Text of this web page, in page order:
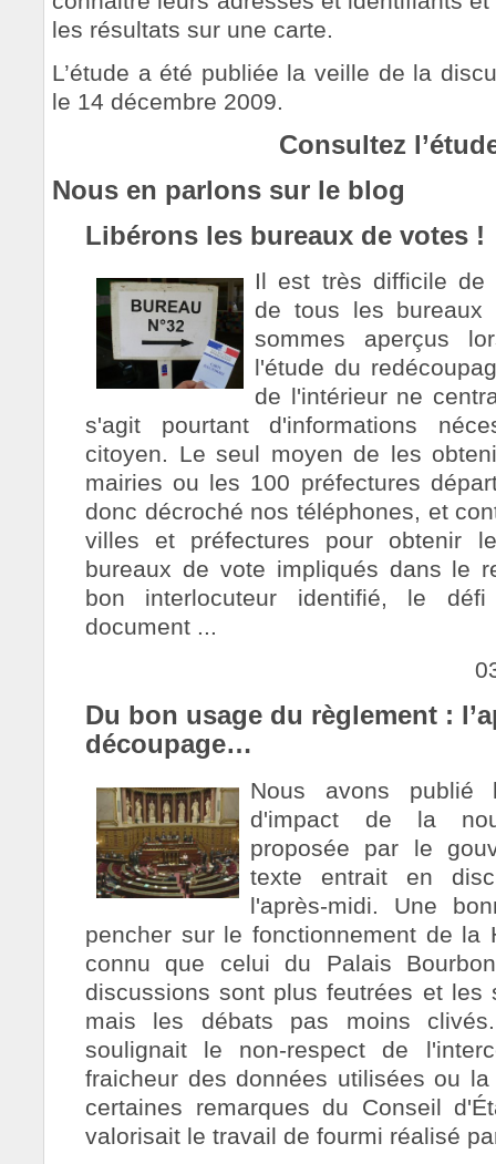
les résultats sur une carte.
L’étude a été publiée la veille de la
le 14 décembre 2009.
Consultez
Nous en parlons sur le blog
Libérons les bureaux de votes !
Il est très difficile de
de tous les
sommes aperçus
l'étude du
de l'intérieur ne
s'agit pourtant d'informations
citoyen. Le seul moyen de les
mairies ou les 100 préfectures
donc décroché nos téléphones, et
villes et préfectures pour obtenir
bureaux de vote impliqués dans le
bon interlocuteur identifié, le
document ...
Du bon usage du règlement :
découpage…
Nous avons publié
d'impact de la
proposée par le
texte entrait en
l'après-midi. Une
pencher sur le fonctionnement de la
connu que celui du Palais
discussions sont plus feutrées et les
mais les débats pas moins
soulignait le non-respect de
fraicheur des données utilisées ou
certaines remarques du Conseil
valorisait le travail de fourmi réalisé